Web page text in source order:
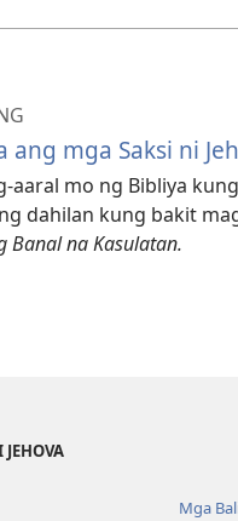
mga Saksi ni
aaral mo ng Bibliya
dahilan kung bakit
Banal na Kasulatan.
Mga